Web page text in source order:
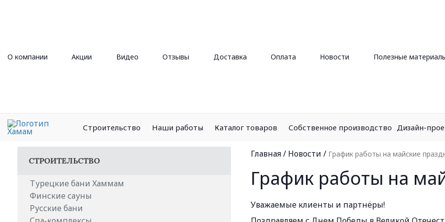
О компании Акции Видео Отзывы Доставка Оплата Новости Полезные
Строительство Наши работы Каталог товаров Собственное производство Дизайн-
СТРОИТЕЛЬСТВО
Турецкие бани Хаммам
Финские сауны
Русские бани
Главная/ Новости / График работы на майские
График работы на
Уважаемые клиенты и партнёры!